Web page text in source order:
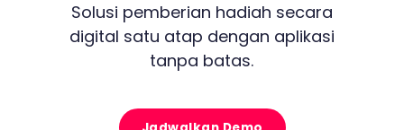
Solusi pemberian hadiah secara
digital satu atap dengan aplikasi
tanpa batas.